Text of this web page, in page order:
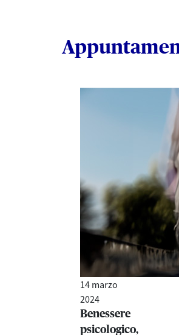
14 marzo
2024
Benessere
psicologico,